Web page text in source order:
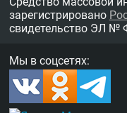
зарегистрировано
свидетельство ЭЛ №
Мы в соцсетях: